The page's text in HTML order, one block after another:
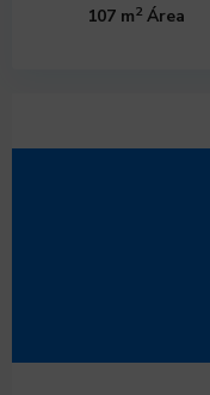
107 m2Área